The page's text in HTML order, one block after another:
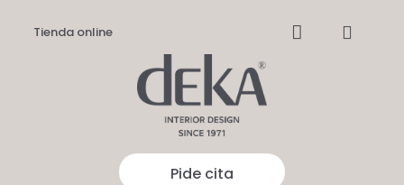
Tienda online  
Pide cita